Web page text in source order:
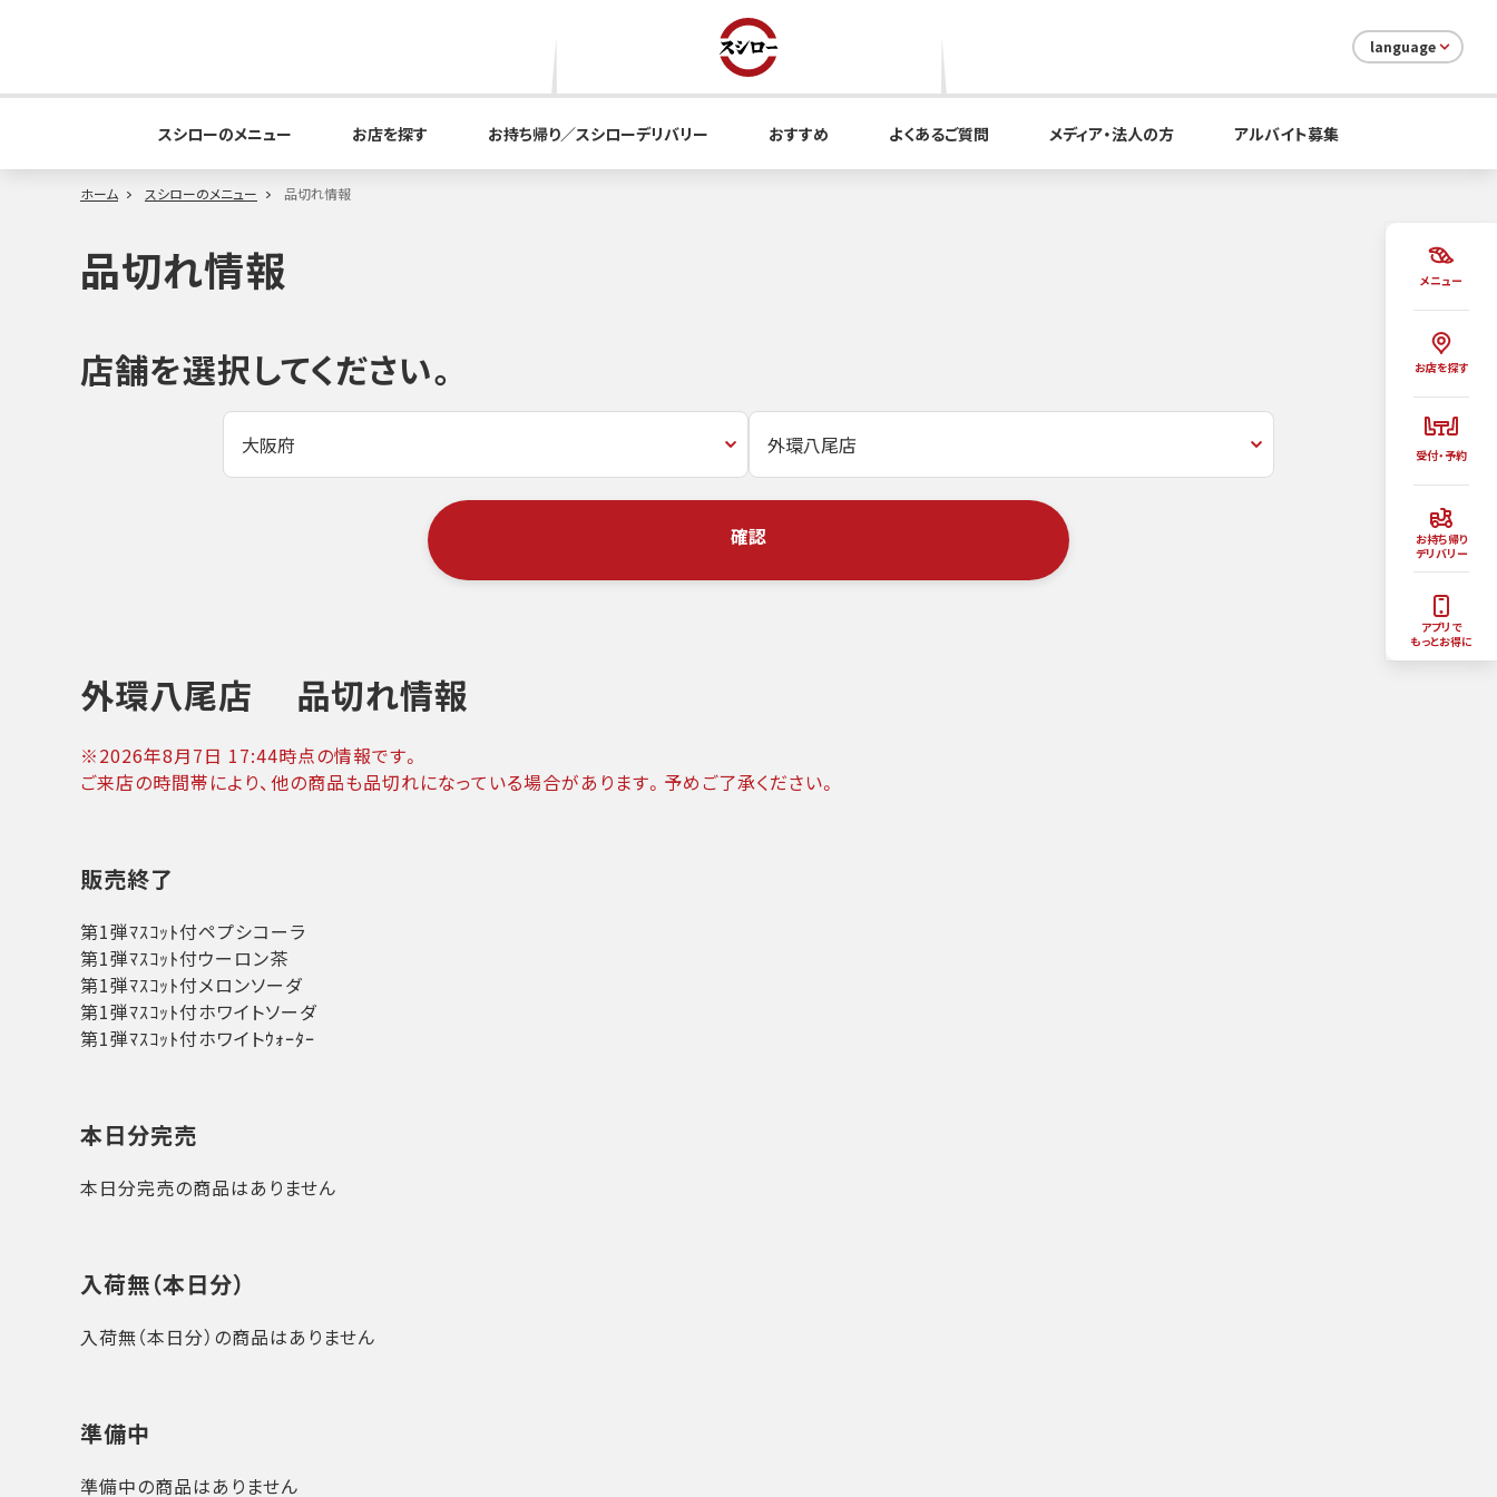
メニュー
お店を探す
受付・予約
お持ち帰り
デリバリー
アプリで
もっとお得に
language
スシローのメニュー お店を探す お持ち帰り／スシローデリバリー おすすめ よくあるご質問 メディア・法人の方 アルバイト募集
ホーム スシローのメニュー 品切れ情報
品切れ情報
店舗を選択してください。
確認
外環八尾店 品切れ情報
※2026年8月7日 17:44時点の情報です。
ご来店の時間帯により、他の商品も品切れになっている場合があります。予めご了承ください。
販売終了
第1弾ﾏｽｺｯﾄ付ペプシコーラ
第1弾ﾏｽｺｯﾄ付ウーロン茶
第1弾ﾏｽｺｯﾄ付メロンソーダ
第1弾ﾏｽｺｯﾄ付ホワイトソーダ
第1弾ﾏｽｺｯﾄ付ホワイトｳｫｰﾀｰ
本日分完売
本日分完売の商品はありません
入荷無（本日分）
入荷無（本日分）の商品はありません
準備中
準備中の商品はありません